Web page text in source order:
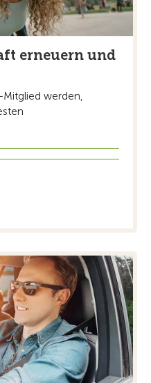
erneuern und
Mitglied werden,